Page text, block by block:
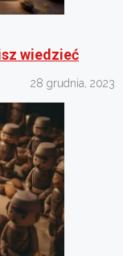
wiedzieć
28 grudnia, 2023